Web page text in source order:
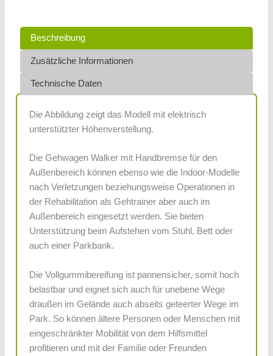
Beschreibung
Zusätzliche Informationen
Technische Daten
Die Abbildung zeigt das Modell mit elektrisch
unterstützter Höhenverstellung.
Die Gehwagen Walker mit Handbremse für den
Außenbereich können ebenso wie die Indoor-Modelle
nach Verletzungen beziehungsweise Operationen in
der Rehabilitation als Gehtrainer aber auch im
Außenbereich eingesetzt werden. Sie bieten
Unterstützung beim Aufstehen vom Stuhl, Bett oder
auch einer Parkbank.
Die Vollgummibereifung ist pannensicher, somit hoch
belastbar und eignet sich auch für unebene Wege
draußen im Gelände auch abseits geteerter Wege im
Park. So können ältere Personen oder Menschen mit
eingeschränkter Mobilität von dem Hilfsmittel
profitieren und mit der Familie oder Freunden